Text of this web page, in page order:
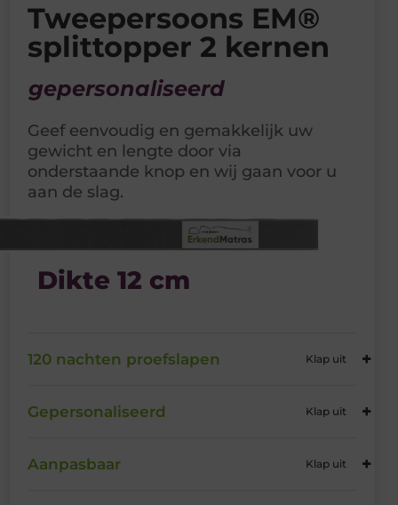
Tweepersoons EM®
splittopper 2 kernen
gepersonaliseerd
Geef eenvoudig en gemakkelijk uw
gewicht en lengte door via
onderstaande knop en wij gaan voor u
aan de slag.
Dikte 12 cm
120 nachten proefslapen
Gepersonaliseerd
Aanpasbaar